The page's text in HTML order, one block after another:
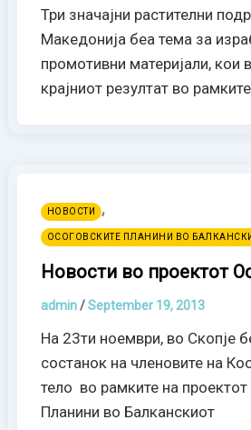
Три значајни растителни
Македонија беа тема за
промотивни материјали, кои
крајниот резултат во рамките
НОВОСТИ ,
ОСОГОВСКИТЕ ПЛАНИНИ ВО
Новости во проектот
admin/September 19, 2013
На 23ти ноември, во Скопје
состанок на членовите на
тело во рамките на
Планини во Балканскиот